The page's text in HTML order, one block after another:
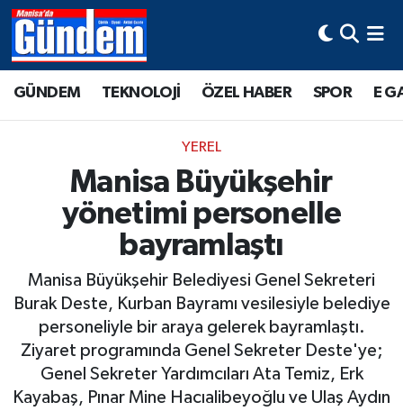
GÜNDEM TEKNOLOJİ ÖZEL HABER SPOR E
YEREL
Manisa Büyükşehir
yönetimi personelle
bayramlaştı
Manisa Büyükşehir Belediyesi Genel Sekreteri
Burak Deste, Kurban Bayramı vesilesiyle belediye
personeliyle bir araya gelerek bayramlaştı.
Ziyaret programında Genel Sekreter Deste'ye;
Genel Sekreter Yardımcıları Ata Temiz, Erk
Kayabaş, Pınar Mine Hacıalibeyoğlu ve Ulaş Aydın
Manisa Hava Durumu
Tüm Manşetler
Son Dakika Haberleri
Haber Arşivi